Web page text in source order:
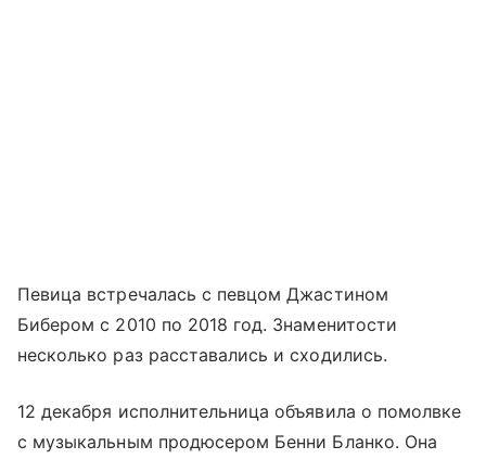
Певица встречалась с певцом Джастином
Бибером с 2010 по 2018 год. Знаменитости
несколько раз расставались и сходились.
12 декабря исполнительница объявила о помолвке
с музыкальным продюсером Бенни Бланко. Она